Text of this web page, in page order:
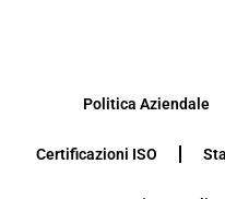
Politica Aziendale
Certificazioni ISO